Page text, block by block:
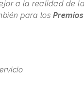
a la realidad de
para los